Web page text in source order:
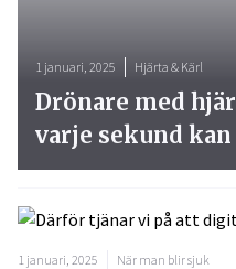
1 januari, 2025 När man blir sjuk
1 januari, 2025 Hjärta & Kärl
Drönare med
varje sekund